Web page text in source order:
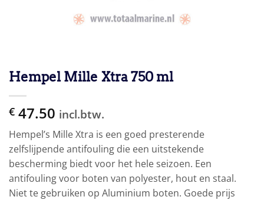
Hempel Mille Xtra 750 ml
€ 47.50 incl.btw.
Hempel’s Mille Xtra is een goed presterende
zelfslijpende antifouling die een uitstekende
bescherming biedt voor het hele seizoen. Een
antifouling voor boten van polyester, hout en staal.
Niet te gebruiken op Aluminium boten. Goede prijs